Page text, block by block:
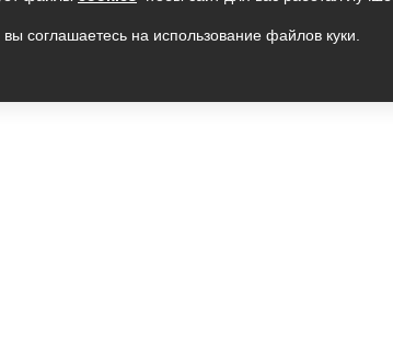
соглашаетесь на использование файлов куки.